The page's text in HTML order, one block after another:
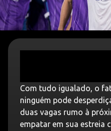
Com tudo igualado, o
ninguém pode
duas vagas rumo à
empatar em sua estreia